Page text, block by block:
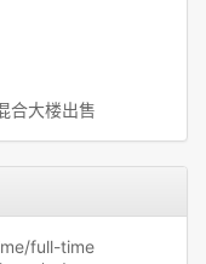
合大楼出售
full-time